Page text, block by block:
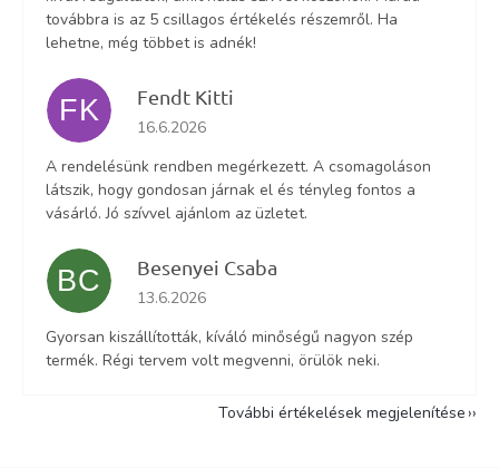
továbbra is az 5 csillagos értékelés részemről. Ha
lehetne, még többet is adnék!
FK Fendt Kitti
Az áruház értékelése 5-ből 5 csillag.
16.6.2026
A rendelésünk rendben megérkezett. A csomagoláson
látszik, hogy gondosan járnak el és tényleg fontos a
vásárló. Jó szívvel ajánlom az üzletet.
BC Besenyei Csaba
Az áruház értékelése 5-ből 5 csillag.
13.6.2026
Gyorsan kiszállították, kíváló minőségű nagyon szép
termék. Régi tervem volt megvenni, örülök neki.
További értékelések megjelenítése